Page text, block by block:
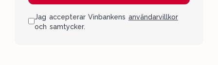
Jag accepterar Vinbankens användarvillkor
och samtycker.